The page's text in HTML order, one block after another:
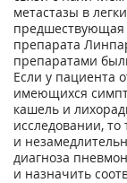
метастазы в
предшествующая
препарата
препаратами
Если у пациента
имеющихся
кашель и
исследовании,
и
диагноза
и назначить